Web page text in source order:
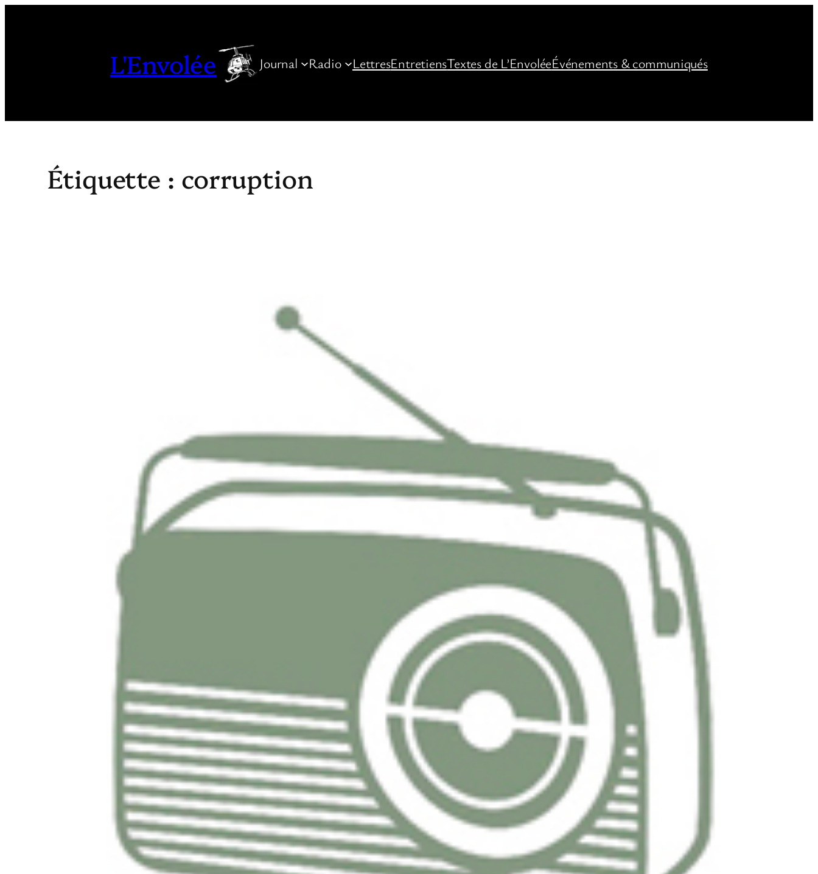
L'Envolée Journal Radio LettresEntretiensTextes de L’EnvoléeÉvénements & communiqués
Étiquette : corruption